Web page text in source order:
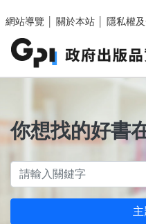
網站導覽
關於本站 隱私權
你想找的好書